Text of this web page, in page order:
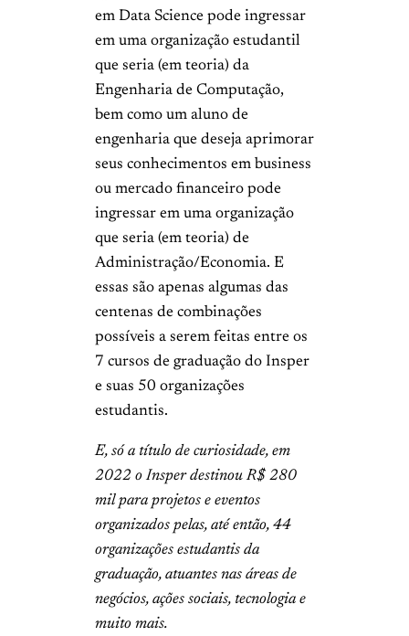
em Data Science pode ingressar
em uma organização estudantil
que seria (em teoria) da
Engenharia de Computação,
bem como um aluno de
engenharia que deseja aprimorar
seus conhecimentos em business
ou mercado financeiro pode
ingressar em uma organização
que seria (em teoria) de
Administração/Economia. E
essas são apenas algumas das
centenas de combinações
possíveis a serem feitas entre os
7 cursos de graduação do Insper
e suas 50 organizações
estudantis.
E, só a título de curiosidade, em
2022 o Insper destinou R$ 280
mil para projetos e eventos
organizados pelas, até então, 44
organizações estudantis da
graduação, atuantes nas áreas de
negócios, ações sociais, tecnologia e
muito mais.